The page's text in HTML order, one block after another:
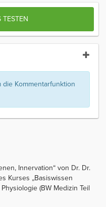
TESTEN
Kommentarfunktion
Innervation“ von Dr. Dr.
Kurses „Basiswissen
(BW Medizin Teil